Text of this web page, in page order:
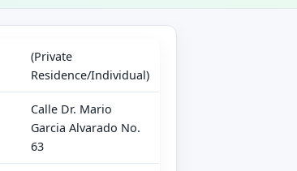
(Private
Residence/Individual)
Calle Dr. Mario
Garcia Alvarado No.
63